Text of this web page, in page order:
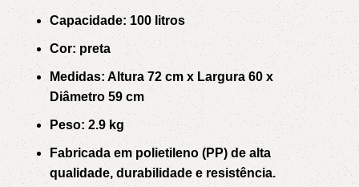
Capacidade: 100 litros
Cor: preta
Medidas: Altura 72 cm x Largura 60 x
Diâmetro 59 cm
Peso: 2.9 kg
Fabricada em polietileno (PP) de alta
qualidade, durabilidade e resistência.